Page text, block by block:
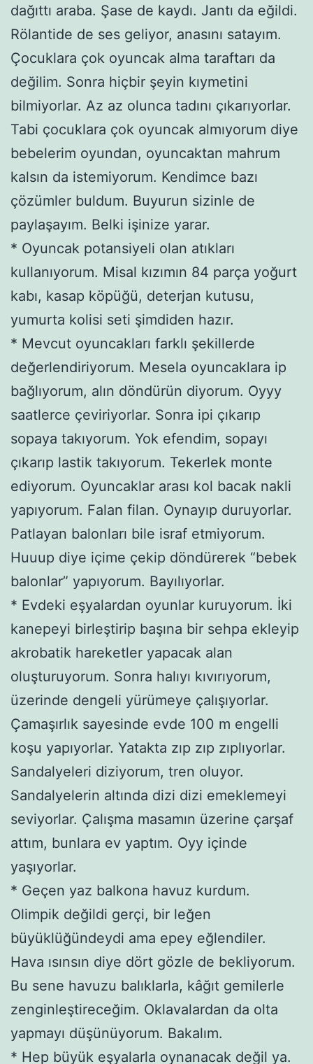
dağıttı araba. Şase de kaydı. Jantı da eğildi.
Rölantide de ses geliyor, anasını satayım.
Çocuklara çok oyuncak alma taraftarı da
değilim. Sonra hiçbir şeyin kıymetini
bilmiyorlar. Az az olunca tadını çıkarıyorlar.
Tabi çocuklara çok oyuncak almıyorum diye
bebelerim oyundan, oyuncaktan mahrum
kalsın da istemiyorum. Kendimce bazı
çözümler buldum. Buyurun sizinle de
paylaşayım. Belki işinize yarar.
* Oyuncak potansiyeli olan atıkları
kullanıyorum. Misal kızımın 84 parça yoğurt
kabı, kasap köpüğü, deterjan kutusu,
yumurta kolisi seti şimdiden hazır.
* Mevcut oyuncakları farklı şekillerde
değerlendiriyorum. Mesela oyuncaklara ip
bağlıyorum, alın döndürün diyorum. Oyyy
saatlerce çeviriyorlar. Sonra ipi çıkarıp
sopaya takıyorum. Yok efendim, sopayı
çıkarıp lastik takıyorum. Tekerlek monte
ediyorum. Oyuncaklar arası kol bacak nakli
yapıyorum. Falan filan. Oynayıp duruyorlar.
Patlayan balonları bile israf etmiyorum.
Huuup diye içime çekip döndürerek “bebek
balonlar” yapıyorum. Bayılıyorlar.
* Evdeki eşyalardan oyunlar kuruyorum. İki
kanepeyi birleştirip başına bir sehpa ekleyip
akrobatik hareketler yapacak alan
oluşturuyorum. Sonra halıyı kıvırıyorum,
üzerinde dengeli yürümeye çalışıyorlar.
Çamaşırlık sayesinde evde 100 m engelli
koşu yapıyorlar. Yatakta zıp zıp zıplıyorlar.
Sandalyeleri diziyorum, tren oluyor.
Sandalyelerin altında dizi dizi emeklemeyi
seviyorlar. Çalışma masamın üzerine çarşaf
attım, bunlara ev yaptım. Oyy içinde
yaşıyorlar.
* Geçen yaz balkona havuz kurdum.
Olimpik değildi gerçi, bir leğen
büyüklüğündeydi ama epey eğlendiler.
Hava ısınsın diye dört gözle de bekliyorum.
Bu sene havuzu balıklarla, kâğıt gemilerle
zenginleştireceğim. Oklavalardan da olta
yapmayı düşünüyorum. Bakalım.
* Hep büyük eşyalarla oynanacak değil ya.